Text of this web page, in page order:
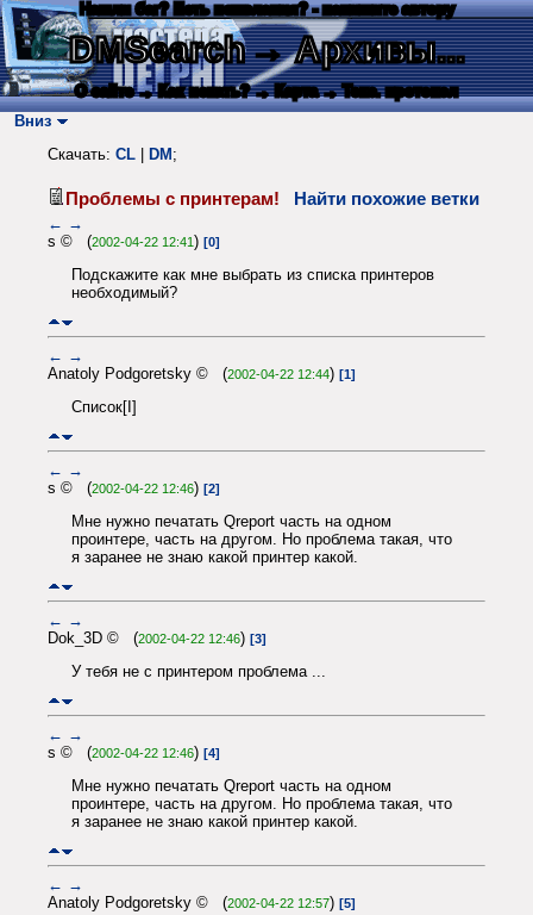
Нашли баг? Есть пожелания? - напишите автору
DMSearch→ Архивы...
О сайте → Как искать? → Карта → Текс. протокол
Вниз
Скачать: CL DM ;
Проблемы с принтерам! Найти похожие ветки
← →
s © (2002-04-22 12:41) [0]
Подскажите как мне выбрать из списка принтеров
необходимый?
← →
Anatoly Podgoretsky © (2002-04-22 12:44) [1]
Список[I]
← →
s © (2002-04-22 12:46) [2]
Мне нужно печатать Qreport часть на одном
проинтере, часть на другом. Но проблема такая, что
я заранее не знаю какой принтер какой.
← →
Dok_3D © (2002-04-22 12:46) [3]
У тебя не с принтером проблема ...
← →
s © (2002-04-22 12:46) [4]
Мне нужно печатать Qreport часть на одном
проинтере, часть на другом. Но проблема такая, что
я заранее не знаю какой принтер какой.
← →
Anatoly Podgoretsky © (2002-04-22 12:57) [5]